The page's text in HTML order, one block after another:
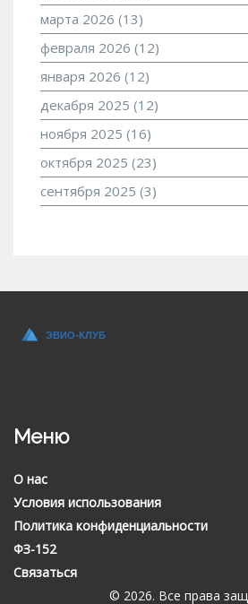
марта 2026 (13)
февраля 2026 (12)
января 2026 (12)
декабря 2025 (12)
ноября 2025 (16)
октября 2025 (23)
сентября 2025 (3)
Меню
О нас
Условия использования
Политика конфиденциальности
ФЗ-152
Связаться
© 2026. Все права